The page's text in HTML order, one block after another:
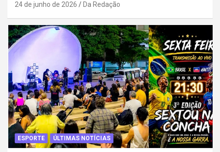
24 de junho de 2026 Da Redação
ESPORTE ÚLTIMAS NOTÍCIAS